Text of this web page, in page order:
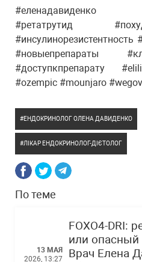
#еленадавиденко
#ретатрутид
#инсулинорезистентность
#новыепрепараты
#доступкпрепарату
#ozempic #mounjaro
ЕНДОКРИНОЛОГ ОЛЕНА ДАВИДЕНКО
ЛІКАР ЕНДОКРИНОЛОГ-ДІЄТОЛОГ
По теме
13 МАЯ
2026, 13:27
FOXO4-DRI:
или опасный
Врач Елена